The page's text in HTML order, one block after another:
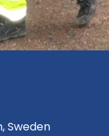
Sweden